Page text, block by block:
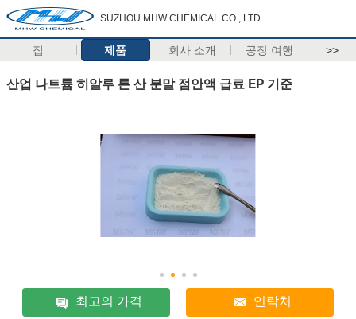
SUZHOU MHW CHEMICAL CO., LTD.
집 제품 회사 소개 공장 여행 >>
산업 나트륨 히알루 론 산 분말 점안액 급료 EP 기준
최고의 가격 연락처